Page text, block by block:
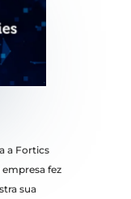
a Fortics
fez
sua